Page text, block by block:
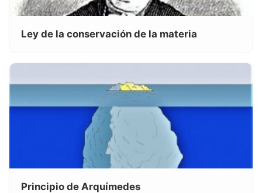
Ley de la conservación de la materia
Principio de Arquímedes